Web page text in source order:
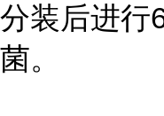
分装后进行
菌。